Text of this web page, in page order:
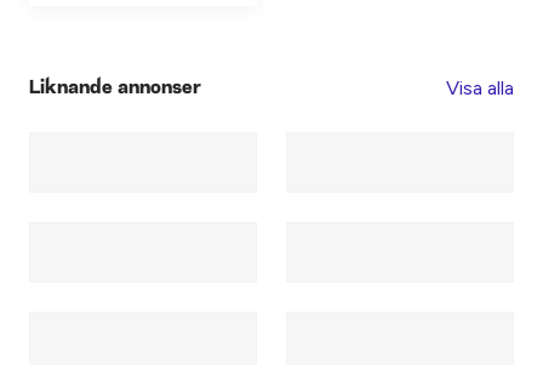
Liknande annonser Visa alla